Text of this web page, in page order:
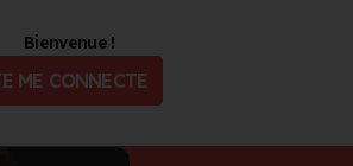
Bienvenue !
ME CONNECTE